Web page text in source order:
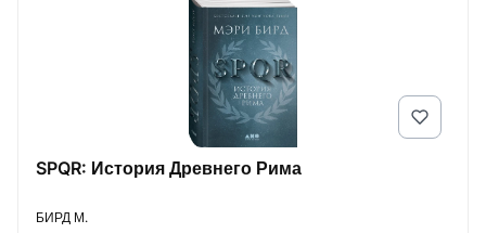
SPQR: История Древнего Рима
ПРОИЗВОДИТЕЛЬ
БИРД М.